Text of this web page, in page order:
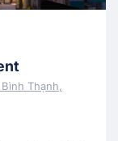
Thạnh,